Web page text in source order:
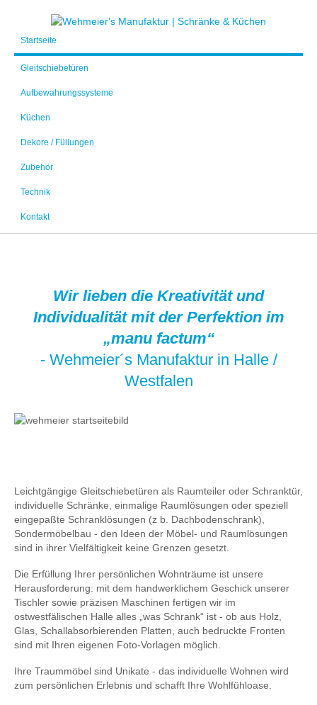
Startseite
Gleitschiebetüren
Aufbewahrungssysteme
Küchen
Dekore / Füllungen
Zubehör
Technik
Kontakt
Wir lieben die Kreativität und
Individualität mit der Perfektion im
„manu factum“
- Wehmeier´s Manufaktur in Halle /
Westfalen
Leichtgängige Gleitschiebetüren als Raumteiler oder Schranktür,
individuelle Schränke, einmalige Raumlösungen oder speziell
eingepaßte Schranklösungen (z b. Dachbodenschrank),
Sondermöbelbau - den Ideen der Möbel- und Raumlösungen
sind in ihrer Vielfältigkeit keine Grenzen gesetzt.
Die Erfüllung Ihrer persönlichen Wohnträume ist unsere
Herausforderung: mit dem handwerklichem Geschick unserer
Tischler sowie präzisen Maschinen fertigen wir im
ostwestfälischen Halle alles „was Schrank“ ist - ob aus Holz,
Glas, Schallabsorbierenden Platten, auch bedruckte Fronten
sind mit Ihren eigenen Foto-Vorlagen möglich.
Ihre Traummöbel sind Unikate - das individuelle Wohnen wird
zum persönlichen Erlebnis und schafft Ihre Wohlfühloase.